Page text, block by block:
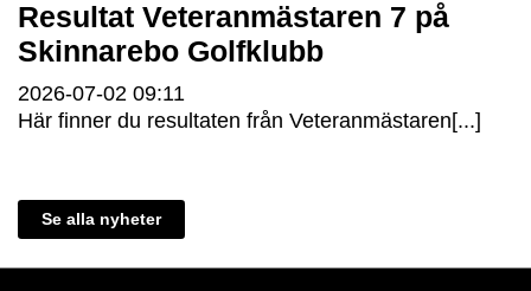
Resultat Veteranmästaren 7 på
Skinnarebo Golfklubb
2026-07-02 09:11
Här finner du resultaten från Veteranmästaren[...]
Se alla nyheter